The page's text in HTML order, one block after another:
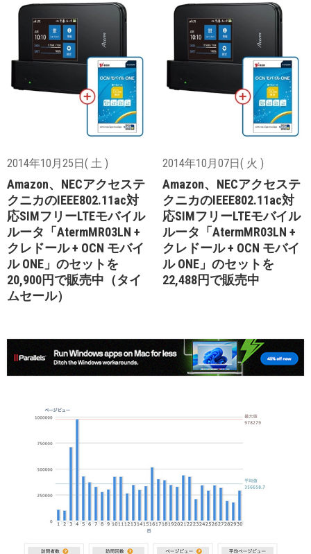
2014年10月25日( 土 )
Amazon、NECアクセステ
クニカのIEEE802.11ac対
応SIMフリーLTEモバイル
ルータ「AtermMR03LN +
クレドール + OCN モバイ
ル ONE」のセットを
20,900円で販売中（タイ
ムセール）
2014年10月07日( 火 )
Amazon、NECアクセステ
クニカのIEEE802.11ac対
応SIMフリーLTEモバイル
ルータ「AtermMR03LN +
クレドール + OCN モバイ
ル ONE」のセットを
22,488円で販売中